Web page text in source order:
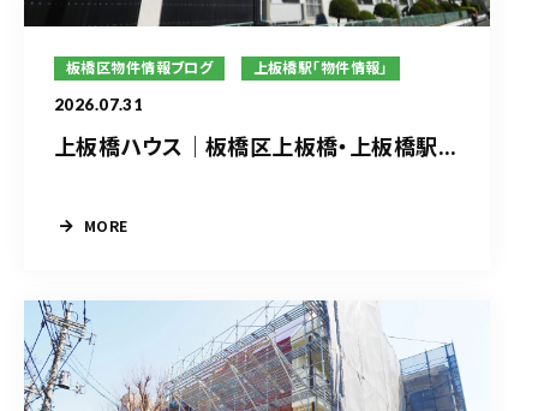
板橋区物件情報ブログ 上板橋駅「物件情報」
2026.07.31
上板橋ハウス｜板橋区上板橋・上板橋駅...
MORE